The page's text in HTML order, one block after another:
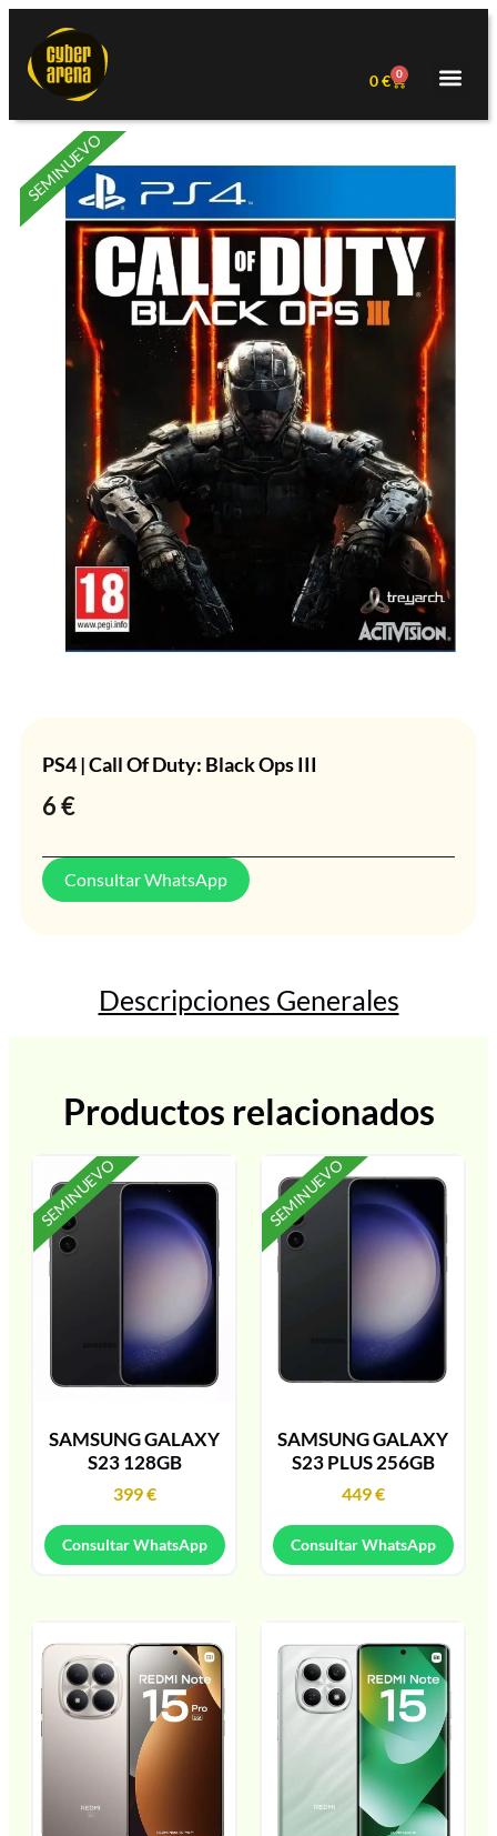
0€ 0
SEMINUEVO
PS4 | Call Of Duty: Black Ops III
6€
Consultar WhatsApp
Descripciones Generales
Productos relacionados
SEMINUEVO
SAMSUNG GALAXY
S23 128GB
399€
Consultar WhatsApp
SEMINUEVO
SAMSUNG GALAXY
S23 PLUS 256GB
449€
Consultar WhatsApp